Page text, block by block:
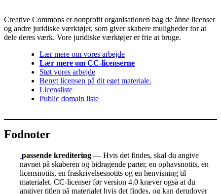
Creative Commons er nonprofit organisationen bag de åbne licenser
og andre juridiske værktøjer, som giver skabere muligheder for at
dele deres værk. Vore juridiske værktøjer er frie at bruge.
Lær mere om vores arbejde
Lær mere om CC-licenserne
Støt vores arbejde
Benyt licensen på dit eget materiale.
Licensliste
Public domain liste
Fodnoter
passende kreditering — Hvis det findes, skal du angive
navnet på skaberen og bidragende parter, en ophavsnotits, en
licensnotits, en fraskrivelsesnotits og en henvisning til
materialet. CC-licenser før version 4.0 kræver også at du
angiver titlen på materialet hvis det findes, og kan derudover